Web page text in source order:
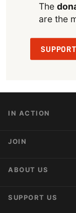
The
are the
IN ACTION
Action Alerts
JOIN
ABOUT US
About AnimaNaturalis
SUPPORT US